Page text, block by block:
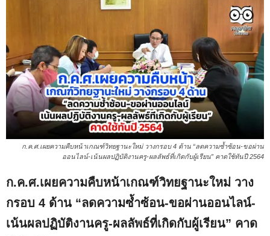
ก.ค.ศ.เผยความคืบหน้าเกณฑ์วิทยฐานะใหม่ วางกรอบ 4 ด้าน “ลดความซ้ำซ้อน-ขอผ่าน
ออนไลน์-เน้นผลปฏิบัติงานครู-ผลลัพธ์ที่เกิดกับผู้เรียน” คาดใช้ทันปี 2564
ก.ค.ศ.เผยความคืบหน้าเกณฑ์วิทยฐานะใหม่ วาง
กรอบ 4 ด้าน “ลดความซ้ำซ้อน-ขอผ่านออนไลน์-
เน้นผลปฏิบัติงานครู-ผลลัพธ์ที่เกิดกับผู้เรียน” คาด